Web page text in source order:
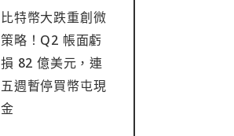
比特幣大跌重創微
策略！Q2 帳面虧
損 82 億美元，連
五週暫停買幣屯現
金